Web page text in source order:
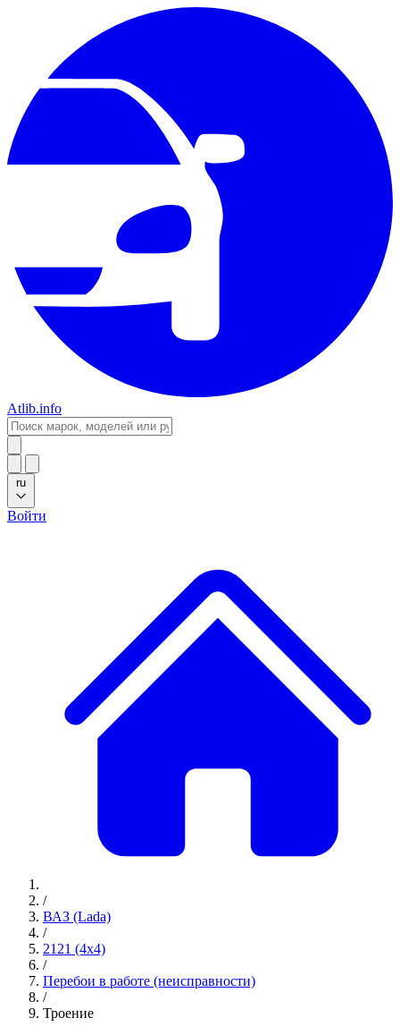
Atlib.info
ru
Войти
/
ВАЗ (Lada)
/
2121 (4x4)
/
Перебои в работе (неисправности)
/
Троение